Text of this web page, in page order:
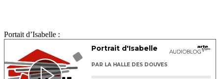
Portait d’Isabelle :